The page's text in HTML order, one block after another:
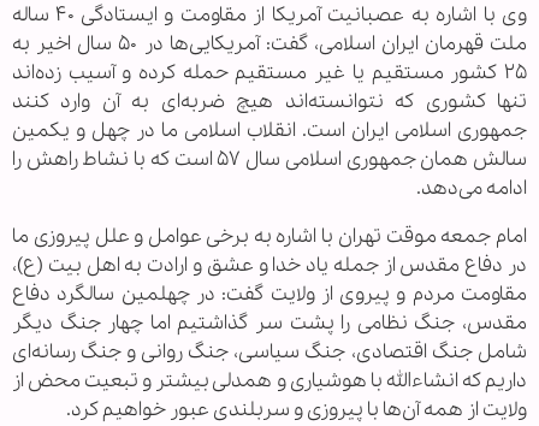
وی با اشاره به عصبانیت آمریکا از مقاومت و ایستادگی ۴۰ ساله
ملت قهرمان ایران اسلامی، گفت: آمریکایی‌ها در ۵۰ سال اخیر به
۲۵ کشور مستقیم یا غیر مستقیم حمله کرده و آسیب زده‌اند
تنها کشوری که نتوانسته‌اند هیچ ضربه‌ای به آن وارد کنند
جمهوری اسلامی ایران است. انقلاب اسلامی ما در چهل و یکمین
سالش همان جمهوری اسلامی سال ۵۷ است که با نشاط راهش را
ادامه می‌دهد.
امام جمعه موقت تهران با اشاره به برخی عوامل و علل پیروزی ما
در دفاع مقدس از جمله یاد خدا و عشق و ارادت به اهل بیت (ع)،
مقاومت مردم و پیروی از ولایت گفت: در چهلمین سالگرد دفاع
مقدس، جنگ نظامی را پشت سر گذاشتیم اما چهار جنگ دیگر
شامل جنگ اقتصادی، جنگ سیاسی، جنگ روانی و جنگ رسانه‌ای
داریم که انشاءالله با هوشیاری و همدلی بیشتر و تبعیت محض از
ولایت از همه آن‌ها با پیروزی و سربلندی عبور خواهیم کرد.